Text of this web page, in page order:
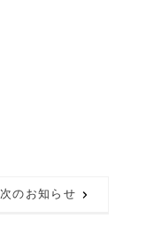
次のお知らせ